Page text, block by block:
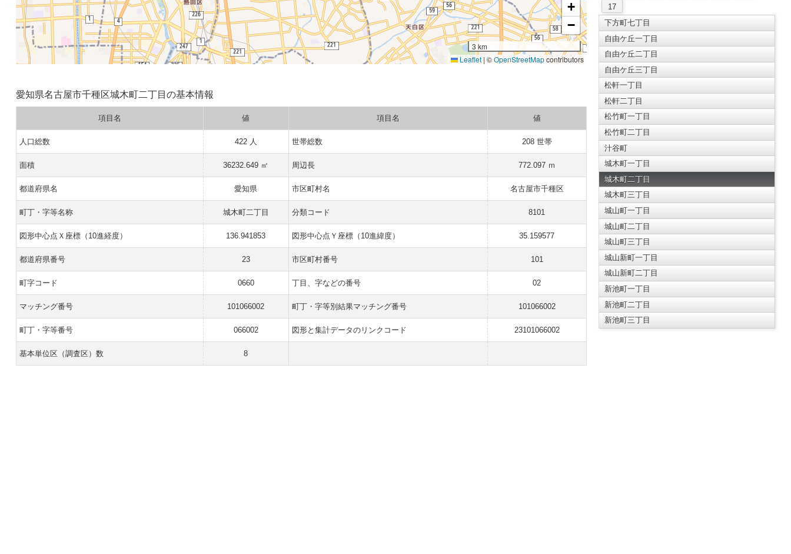
+
−
3 km
Leaflet | ©OpenStreetMapcontributors
愛知県名古屋市千種区城木町二丁目の基本情報
項目名 値 項目名 値
人口総数 422 人 世帯総数 208 世帯
面積 36232.649 ㎡ 周辺長 772.097 ｍ
都道府県名 愛知県 市区町村名 名古屋市千種区
町丁・字等名称 城木町二丁目 分類コード 8101
図形中心点Ｘ座標（10進経度） 136.941853 図形中心点Ｙ座標（10進緯度） 35.159577
都道府県番号 23 市区町村番号 101
町字コード 0660 丁目、字などの番号 02
マッチング番号 101066002 町丁・字等別結果マッチング番号 101066002
町丁・字等番号 066002 図形と集計データのリンクコード 23101066002
基本単位区（調査区）数 8
17
下方町七丁目
自由ケ丘一丁目
自由ケ丘二丁目
自由ケ丘三丁目
松軒一丁目
松軒二丁目
松竹町一丁目
松竹町二丁目
汁谷町
城木町一丁目
城木町二丁目
城木町三丁目
城山町一丁目
城山町二丁目
城山町三丁目
城山新町一丁目
城山新町二丁目
新池町一丁目
新池町二丁目
新池町三丁目